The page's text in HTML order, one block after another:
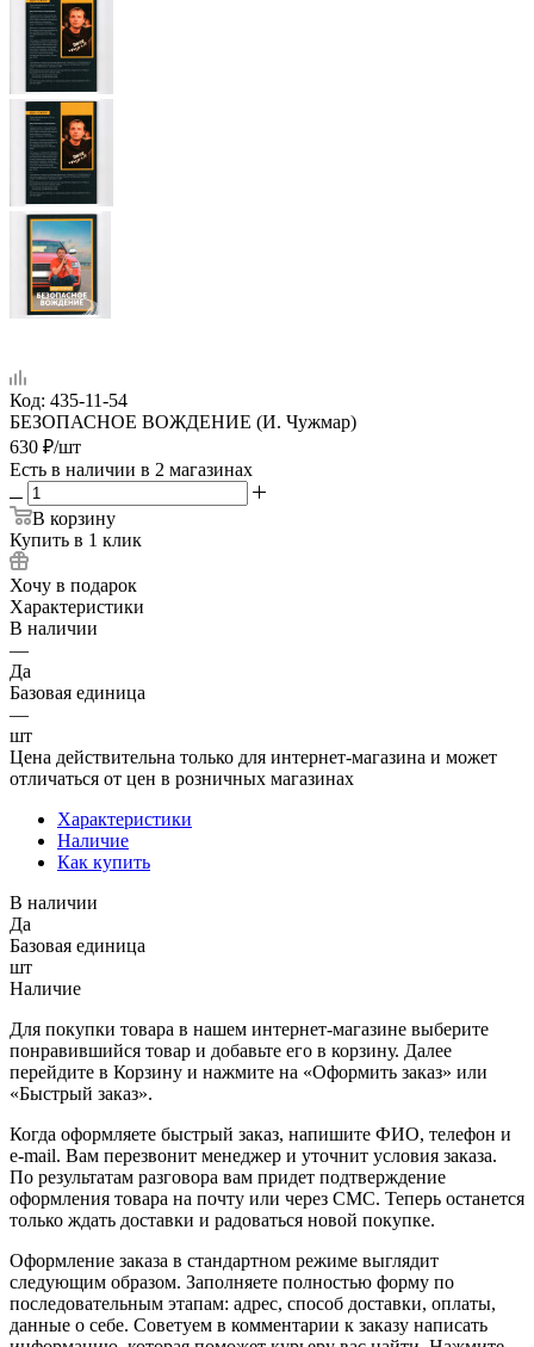
Код: 435-11-54
БЕЗОПАСНОЕ ВОЖДЕНИЕ (И. Чужмар)
630 ₽/шт
Есть в наличии в 2 магазинах
В корзину
Купить в 1 клик
Хочу в подарок
Характеристики
В наличии
—
Да
Базовая единица
—
шт
Цена действительна только для интернет-магазина и может
отличаться от цен в розничных магазинах
Характеристики
Наличие
Как купить
В наличии
Да
Базовая единица
шт
Наличие
Для покупки товара в нашем интернет-магазине выберите
понравившийся товар и добавьте его в корзину. Далее
перейдите в Корзину и нажмите на «Оформить заказ» или
«Быстрый заказ».
Когда оформляете быстрый заказ, напишите ФИО, телефон и
e-mail. Вам перезвонит менеджер и уточнит условия заказа.
По результатам разговора вам придет подтверждение
оформления товара на почту или через СМС. Теперь останется
только ждать доставки и радоваться новой покупке.
Оформление заказа в стандартном режиме выглядит
следующим образом. Заполняете полностью форму по
последовательным этапам: адрес, способ доставки, оплаты,
данные о себе. Советуем в комментарии к заказу написать